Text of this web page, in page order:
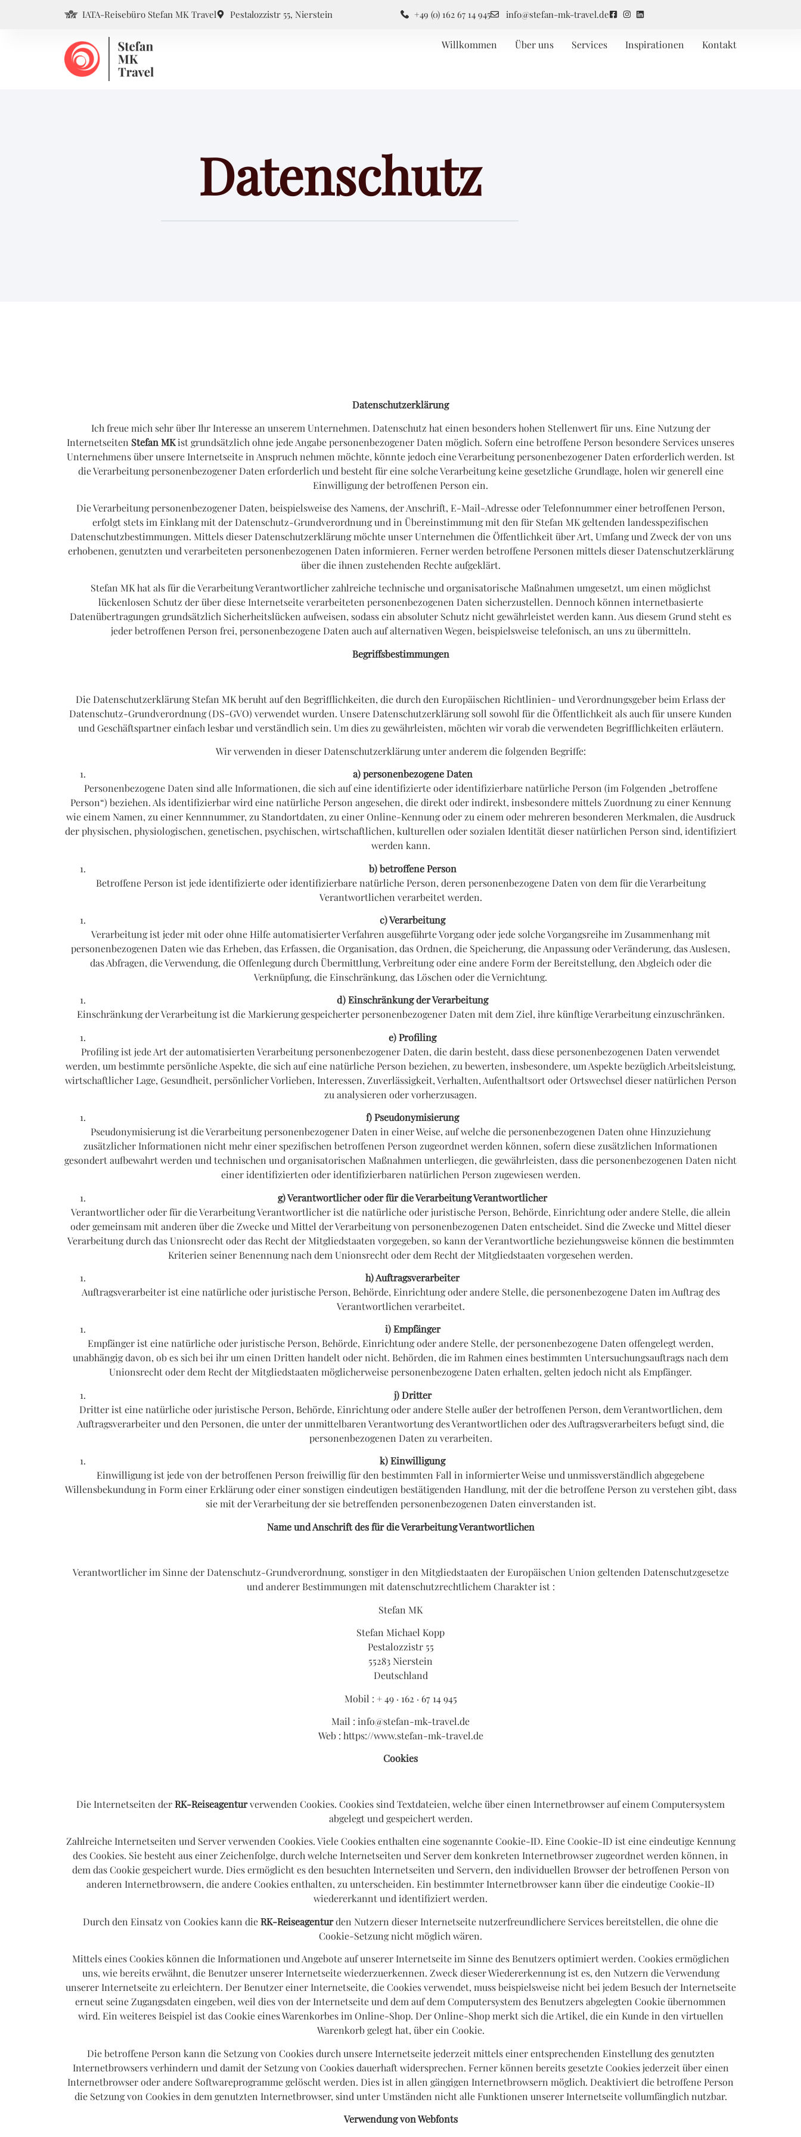
IATA-Reisebüro Stefan MK Travel Pestalozzistr 55, Nierstein +49 (0) 162 67 14 945 info@stefan-mk-travel.de
Willkommen Über uns Services Inspirationen Kontakt
Datenschutz
Datenschutzerklärung
Ich freue mich sehr über Ihr Interesse an unserem Unternehmen. Datenschutz hat einen besonders hohen Stellenwert für uns. Eine Nutzung der
Internetseiten Stefan MKist grundsätzlich ohne jede Angabe personenbezogener Daten möglich. Sofern eine betroffene Person besondere Services unseres
Unternehmens über unsere Internetseite in Anspruch nehmen möchte, könnte jedoch eine Verarbeitung personenbezogener Daten erforderlich werden. Ist
die Verarbeitung personenbezogener Daten erforderlich und besteht für eine solche Verarbeitung keine gesetzliche Grundlage, holen wir generell eine
Einwilligung der betroffenen Person ein.
Die Verarbeitung personenbezogener Daten, beispielsweise des Namens, der Anschrift, E-Mail-Adresse oder Telefonnummer einer betroffenen Person,
erfolgt stets im Einklang mit der Datenschutz-Grundverordnung und in Übereinstimmung mit den für Stefan MK geltenden landesspezifischen
Datenschutzbestimmungen. Mittels dieser Datenschutzerklärung möchte unser Unternehmen die Öffentlichkeit über Art, Umfang und Zweck der von uns
erhobenen, genutzten und verarbeiteten personenbezogenen Daten informieren. Ferner werden betroffene Personen mittels dieser Datenschutzerklärung
über die ihnen zustehenden Rechte aufgeklärt.
Stefan MK hat als für die Verarbeitung Verantwortlicher zahlreiche technische und organisatorische Maßnahmen umgesetzt, um einen möglichst
lückenlosen Schutz der über diese Internetseite verarbeiteten personenbezogenen Daten sicherzustellen. Dennoch können internetbasierte
Datenübertragungen grundsätzlich Sicherheitslücken aufweisen, sodass ein absoluter Schutz nicht gewährleistet werden kann. Aus diesem Grund steht es
jeder betroffenen Person frei, personenbezogene Daten auch auf alternativen Wegen, beispielsweise telefonisch, an uns zu übermitteln.
Begriffsbestimmungen
Die Datenschutzerklärung Stefan MK beruht auf den Begrifflichkeiten, die durch den Europäischen Richtlinien- und Verordnungsgeber beim Erlass der
Datenschutz-Grundverordnung (DS-GVO) verwendet wurden. Unsere Datenschutzerklärung soll sowohl für die Öffentlichkeit als auch für unsere Kunden
und Geschäftspartner einfach lesbar und verständlich sein. Um dies zu gewährleisten, möchten wir vorab die verwendeten Begrifflichkeiten erläutern.
Wir verwenden in dieser Datenschutzerklärung unter anderem die folgenden Begriffe:
a) personenbezogene Daten
Personenbezogene Daten sind alle Informationen, die sich auf eine identifizierte oder identifizierbare natürliche Person (im Folgenden „betroffene
Person“) beziehen. Als identifizierbar wird eine natürliche Person angesehen, die direkt oder indirekt, insbesondere mittels Zuordnung zu einer Kennung
wie einem Namen, zu einer Kennnummer, zu Standortdaten, zu einer Online-Kennung oder zu einem oder mehreren besonderen Merkmalen, die Ausdruck
der physischen, physiologischen, genetischen, psychischen, wirtschaftlichen, kulturellen oder sozialen Identität dieser natürlichen Person sind, identifiziert
werden kann.
b) betroffene Person
Betroffene Person ist jede identifizierte oder identifizierbare natürliche Person, deren personenbezogene Daten von dem für die Verarbeitung
Verantwortlichen verarbeitet werden.
c) Verarbeitung
Verarbeitung ist jeder mit oder ohne Hilfe automatisierter Verfahren ausgeführte Vorgang oder jede solche Vorgangsreihe im Zusammenhang mit
personenbezogenen Daten wie das Erheben, das Erfassen, die Organisation, das Ordnen, die Speicherung, die Anpassung oder Veränderung, das Auslesen,
das Abfragen, die Verwendung, die Offenlegung durch Übermittlung, Verbreitung oder eine andere Form der Bereitstellung, den Abgleich oder die
Verknüpfung, die Einschränkung, das Löschen oder die Vernichtung.
d) Einschränkung der Verarbeitung
Einschränkung der Verarbeitung ist die Markierung gespeicherter personenbezogener Daten mit dem Ziel, ihre künftige Verarbeitung einzuschränken.
e) Profiling
Profiling ist jede Art der automatisierten Verarbeitung personenbezogener Daten, die darin besteht, dass diese personenbezogenen Daten verwendet
werden, um bestimmte persönliche Aspekte, die sich auf eine natürliche Person beziehen, zu bewerten, insbesondere, um Aspekte bezüglich Arbeitsleistung,
wirtschaftlicher Lage, Gesundheit, persönlicher Vorlieben, Interessen, Zuverlässigkeit, Verhalten, Aufenthaltsort oder Ortswechsel dieser natürlichen Person
zu analysieren oder vorherzusagen.
f) Pseudonymisierung
Pseudonymisierung ist die Verarbeitung personenbezogener Daten in einer Weise, auf welche die personenbezogenen Daten ohne Hinzuziehung
zusätzlicher Informationen nicht mehr einer spezifischen betroffenen Person zugeordnet werden können, sofern diese zusätzlichen Informationen
gesondert aufbewahrt werden und technischen und organisatorischen Maßnahmen unterliegen, die gewährleisten, dass die personenbezogenen Daten nicht
einer identifizierten oder identifizierbaren natürlichen Person zugewiesen werden.
g) Verantwortlicher oder für die Verarbeitung Verantwortlicher
Verantwortlicher oder für die Verarbeitung Verantwortlicher ist die natürliche oder juristische Person, Behörde, Einrichtung oder andere Stelle, die allein
oder gemeinsam mit anderen über die Zwecke und Mittel der Verarbeitung von personenbezogenen Daten entscheidet. Sind die Zwecke und Mittel dieser
Verarbeitung durch das Unionsrecht oder das Recht der Mitgliedstaaten vorgegeben, so kann der Verantwortliche beziehungsweise können die bestimmten
Kriterien seiner Benennung nach dem Unionsrecht oder dem Recht der Mitgliedstaaten vorgesehen werden.
h) Auftragsverarbeiter
Auftragsverarbeiter ist eine natürliche oder juristische Person, Behörde, Einrichtung oder andere Stelle, die personenbezogene Daten im Auftrag des
Verantwortlichen verarbeitet.
i) Empfänger
Empfänger ist eine natürliche oder juristische Person, Behörde, Einrichtung oder andere Stelle, der personenbezogene Daten offengelegt werden,
unabhängig davon, ob es sich bei ihr um einen Dritten handelt oder nicht. Behörden, die im Rahmen eines bestimmten Untersuchungsauftrags nach dem
Unionsrecht oder dem Recht der Mitgliedstaaten möglicherweise personenbezogene Daten erhalten, gelten jedoch nicht als Empfänger.
j) Dritter
Dritter ist eine natürliche oder juristische Person, Behörde, Einrichtung oder andere Stelle außer der betroffenen Person, dem Verantwortlichen, dem
Auftragsverarbeiter und den Personen, die unter der unmittelbaren Verantwortung des Verantwortlichen oder des Auftragsverarbeiters befugt sind, die
personenbezogenen Daten zu verarbeiten.
k) Einwilligung
Einwilligung ist jede von der betroffenen Person freiwillig für den bestimmten Fall in informierter Weise und unmissverständlich abgegebene
Willensbekundung in Form einer Erklärung oder einer sonstigen eindeutigen bestätigenden Handlung, mit der die betroffene Person zu verstehen gibt, dass
sie mit der Verarbeitung der sie betreffenden personenbezogenen Daten einverstanden ist.
Name und Anschrift des für die Verarbeitung Verantwortlichen
Verantwortlicher im Sinne der Datenschutz-Grundverordnung, sonstiger in den Mitgliedstaaten der Europäischen Union geltenden Datenschutzgesetze
und anderer Bestimmungen mit datenschutzrechtlichem Charakter ist :
Stefan MK
Stefan Michael Kopp
Pestalozzistr 55
55283 Nierstein
Deutschland
Mobil : + 49 · 162 · 67 14 945
Mail : info@stefan-mk-travel.de
Web : https://www.stefan-mk-travel.de
Cookies
Die Internetseiten derRK-Reiseagenturverwenden Cookies. Cookies sind Textdateien, welche über einen Internetbrowser auf einem Computersystem
abgelegt und gespeichert werden.
Zahlreiche Internetseiten und Server verwenden Cookies. Viele Cookies enthalten eine sogenannte Cookie-ID. Eine Cookie-ID ist eine eindeutige Kennung
des Cookies. Sie besteht aus einer Zeichenfolge, durch welche Internetseiten und Server dem konkreten Internetbrowser zugeordnet werden können, in
dem das Cookie gespeichert wurde. Dies ermöglicht es den besuchten Internetseiten und Servern, den individuellen Browser der betroffenen Person von
anderen Internetbrowsern, die andere Cookies enthalten, zu unterscheiden. Ein bestimmter Internetbrowser kann über die eindeutige Cookie-ID
wiedererkannt und identifiziert werden.
Durch den Einsatz von Cookies kann dieRK-Reiseagenturden Nutzern dieser Internetseite nutzerfreundlichere Services bereitstellen, die ohne die
Cookie-Setzung nicht möglich wären.
Mittels eines Cookies können die Informationen und Angebote auf unserer Internetseite im Sinne des Benutzers optimiert werden. Cookies ermöglichen
uns, wie bereits erwähnt, die Benutzer unserer Internetseite wiederzuerkennen. Zweck dieser Wiedererkennung ist es, den Nutzern die Verwendung
unserer Internetseite zu erleichtern. Der Benutzer einer Internetseite, die Cookies verwendet, muss beispielsweise nicht bei jedem Besuch der Internetseite
erneut seine Zugangsdaten eingeben, weil dies von der Internetseite und dem auf dem Computersystem des Benutzers abgelegten Cookie übernommen
wird. Ein weiteres Beispiel ist das Cookie eines Warenkorbes im Online-Shop. Der Online-Shop merkt sich die Artikel, die ein Kunde in den virtuellen
Warenkorb gelegt hat, über ein Cookie.
Die betroffene Person kann die Setzung von Cookies durch unsere Internetseite jederzeit mittels einer entsprechenden Einstellung des genutzten
Internetbrowsers verhindern und damit der Setzung von Cookies dauerhaft widersprechen. Ferner können bereits gesetzte Cookies jederzeit über einen
Internetbrowser oder andere Softwareprogramme gelöscht werden. Dies ist in allen gängigen Internetbrowsern möglich. Deaktiviert die betroffene Person
die Setzung von Cookies in dem genutzten Internetbrowser, sind unter Umständen nicht alle Funktionen unserer Internetseite vollumfänglich nutzbar.
Verwendung von Webfonts